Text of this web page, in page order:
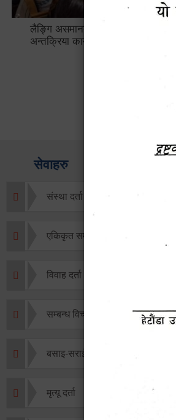
लैङ्गि असमानताका विबिध पक्षहरु विषयक
अन्तक्रिया कार्यक्रम
सेवाहरु
संस्था दर्ता सिफारिस
एकिकृत सम्पत्ति कर/घर जग्गा कर
विवाह दर्ता
सम्बन्ध विच्छेद दर्ता
बसाइ-सराई जाने/आउने दर्ता
मृत्यू दर्ता